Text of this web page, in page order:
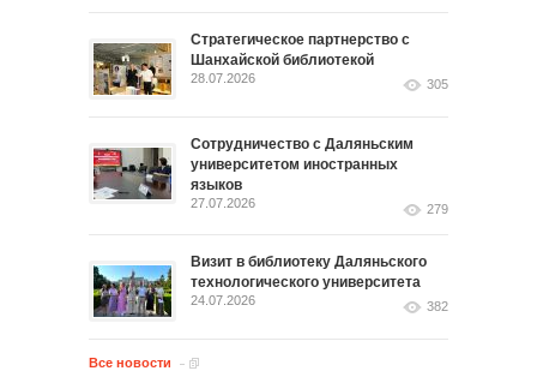
Стратегическое партнерство с
Шанхайской библиотекой
28.07.2026 305
Сотрудничество с Даляньским
университетом иностранных
языков
27.07.2026 279
Визит в библиотеку Даляньского
технологического университета
24.07.2026 382
Все новости